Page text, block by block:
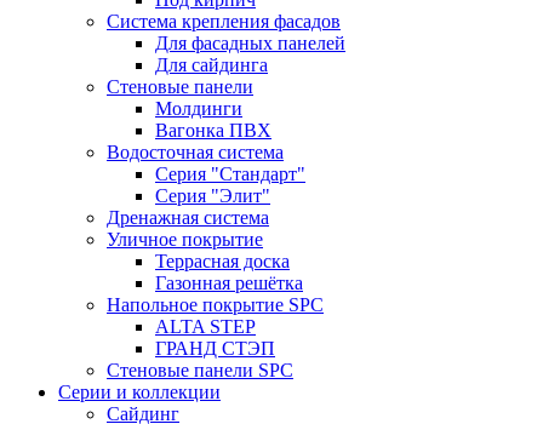
Система крепления фасадов
Для фасадных панелей
Для сайдинга
Стеновые панели
Молдинги
Вагонка ПВХ
Водосточная система
Серия "Стандарт"
Серия "Элит"
Дренажная система
Уличное покрытие
Террасная доска
Газонная решётка
Напольное покрытие SPC
ALTA STEP
ГРАНД СТЭП
Стеновые панели SPC
Серии и коллекции
Сайдинг